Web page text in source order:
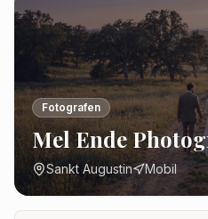
Fotografen
Mel Ende
Sankt Augustin Mobil